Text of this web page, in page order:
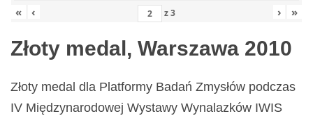
« ‹ z3 › »
Złoty medal, Warszawa 2010
Złoty medal dla Platformy Badań Zmysłów podczas
IV Międzynarodowej Wystawy Wynalazków IWIS